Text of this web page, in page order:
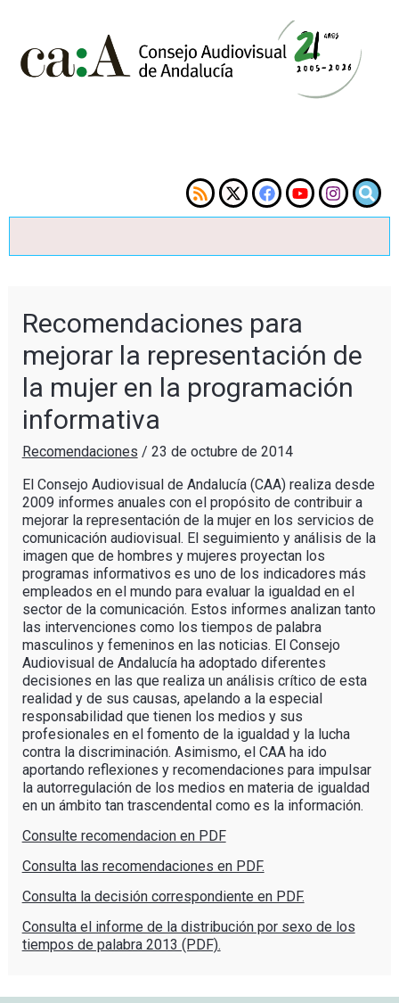
Recomendaciones para
mejorar la representación de
la mujer en la programación
informativa
Recomendaciones / 23 de octubre de 2014
El Consejo Audiovisual de Andalucía (CAA) realiza desde
2009 informes anuales con el propósito de contribuir a
mejorar la representación de la mujer en los servicios de
comunicación audiovisual. El seguimiento y análisis de la
imagen que de hombres y mujeres proyectan los
programas informativos es uno de los indicadores más
empleados en el mundo para evaluar la igualdad en el
sector de la comunicación. Estos informes analizan tanto
las intervenciones como los tiempos de palabra
masculinos y femeninos en las noticias. El Consejo
Audiovisual de Andalucía ha adoptado diferentes
decisiones en las que realiza un análisis crítico de esta
realidad y de sus causas, apelando a la especial
responsabilidad que tienen los medios y sus
profesionales en el fomento de la igualdad y la lucha
contra la discriminación. Asimismo, el CAA ha ido
aportando reflexiones y recomendaciones para impulsar
la autorregulación de los medios en materia de igualdad
en un ámbito tan trascendental como es la información.
Consulte recomendacion en PDF
Consulta las recomendaciones en PDF.
Consulta la decisión correspondiente en PDF.
Consulta el informe de la distribución por sexo de los
tiempos de palabra 2013 (PDF).